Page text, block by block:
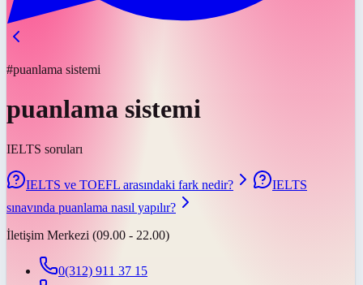
#puanlama sistemi
puanlama sistemi
IELTS soruları
IELTS ve TOEFL arasındaki fark nedir?
IELTS
sınavında puanlama nasıl yapılır?
İletişim Merkezi (09.00 - 22.00)
0(312) 911 37 15